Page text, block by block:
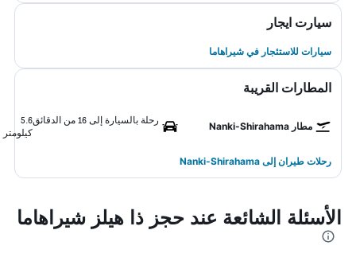
سيارت ايجار
سيارات للاستئجار في شيراهاما
المطارات القريبة
مطار Nanki-Shirahama
رحلة بالسيارة إلى 16 من الدقائق
5.6
كيلومتر
رحلات طيران إلى Nanki-Shirahama
الأسئلة الشائعة عند حجز ذا هيلز شيراهاما